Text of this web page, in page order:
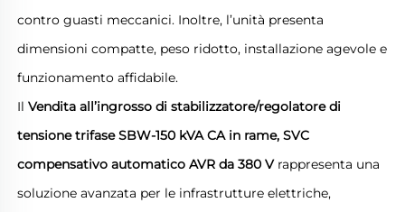
contro guasti meccanici. Inoltre, l’unità presenta
dimensioni compatte, peso ridotto, installazione agevole e
funzionamento affidabile.
Il Vendita all’ingrosso di stabilizzatore/regolatore di
tensione trifase SBW-150 kVA CA in rame, SVC
compensativo automatico AVR da 380 V rappresenta una
soluzione avanzata per le infrastrutture elettriche,